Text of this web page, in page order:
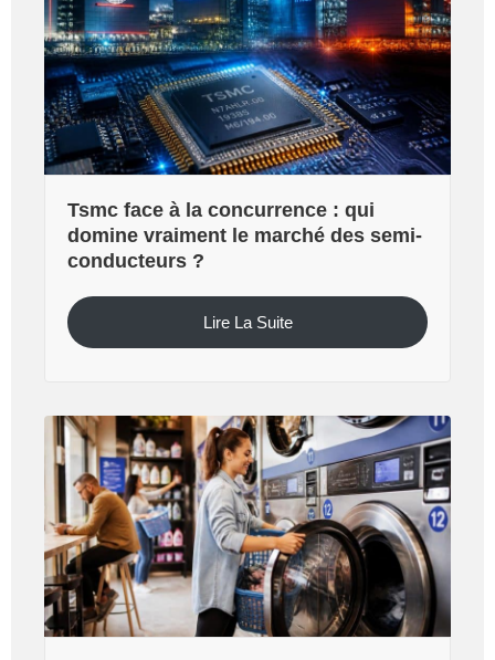
Tsmc face à la concurrence : qui
domine vraiment le marché des semi-
conducteurs ?
Lire La Suite